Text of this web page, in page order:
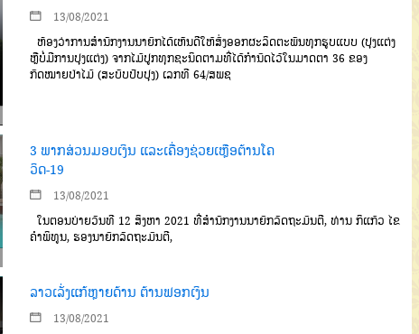
13/08/2021
ຫ້ອງວ່າການສໍານັກງານນາຍົກໄດ້ເຫັນດີໃຫ້ສົ່ງອອກຜະລິດຕະພັນທຸກຮູບແບບ (ປຸງແຕ່ງ
ຫຼືບໍ່ມີການປຸງແຕ່ງ) ຈາກໄມ້ປູກທຸກຊະນິດຕາມທີ່ໄດ້ກຳນົດໄວ້ໃນມາດຕາ 36 ຂອງ
ກົດໝາຍປ່າໄມ້ (ສະບັບປັບປຸງ) ເລກທີ 64/ສພຊ
3 ພາກສ່ວນມອບເງິນ ແລະເຄື່ອງຊ່ວຍເຫຼືອຕ້ານໂຄ
ວິດ-19
13/08/2021
ໃນຕອນບ່າຍວັນທີ 12 ສິງຫາ 2021 ທີ່ສຳນັກງານນາຍົກລັດຖະມົນຕີ, ທ່ານ ກິແກ້ວ ໄຂ
ຄຳພິທູນ, ຮອງນາຍົກລັດຖະມົນຕີ,
ລາວເລັ່ງແກ້ຫຼາຍດ້ານ ຕ້ານຟອກເງິນ
13/08/2021